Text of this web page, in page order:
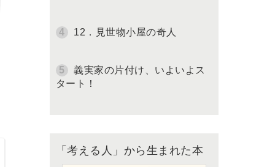
12．見世物小屋の奇人
義実家の片付け、いよいよス
タート！
「考える人」から生まれた本